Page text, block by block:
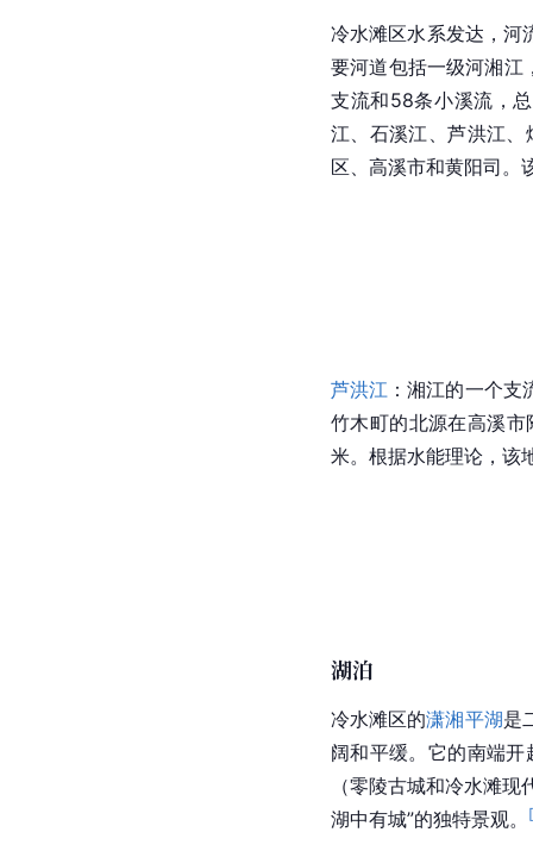
冷水滩区水系发达，河
要河道包括一级河湘江
支流和58条小溪流，
江、石溪江、芦洪江
区、高溪市和黄阳司。
芦洪江 ：湘江的一个支
竹木町的北源在高溪
米。根据水能理论，该
湖泊
冷水滩区的潇湘平湖是
阔和平缓。它的南端开
（零陵古城和冷水滩
湖中有城”的独特景观。
[